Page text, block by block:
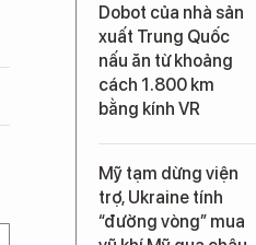
Dobot của nhà sản
xuất Trung Quốc
nấu ăn từ khoảng
cách 1.800 km
bằng kính VR
Mỹ tạm dừng viện
trợ, Ukraine tính
“đường vòng” mua